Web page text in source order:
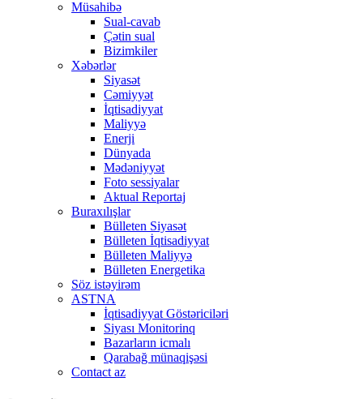
Müsahibə
Sual-cavab
Çətin sual
Bizimkiler
Xəbərlər
Siyasət
Cəmiyyət
İqtisadiyyat
Maliyyə
Enerji
Dünyada
Mədəniyyət
Foto sessiyalar
Aktual Reportaj
Buraxılışlar
Bülleten Siyasət
Bülleten İqtisadiyyat
Bülleten Maliyyə
Bülleten Energetika
Söz istəyirəm
ASTNA
İqtisadiyyat Göstəriciləri
Siyası Monitorinq
Bazarların icmalı
Qarabağ münaqişəsi
Contact az